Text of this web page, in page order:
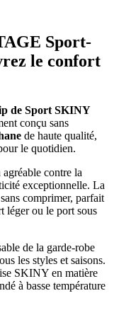
Sport-
le confort
de Sport SKINY
conçu sans
de haute qualité,
le quotidien.
contre la
exceptionnelle. La
comprimer, parfait
léger ou le port sous
de la garde-robe
les styles et saisons.
SKINY en matière
à basse température